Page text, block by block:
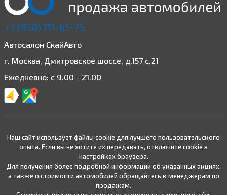
+7 (958) 111-65-75
Автосалон СкайАвто
г. Москва, Дмитровское шоссе, д.157 с.21
Ежедневно: с 9.00 - 21.00
Наш сайт использует файлы cookie для лучшего пользовательского
опыта. Если вы не хотите их передавать, отключите cookie в
настройках браузера.
Для получения более подробной информации об указанных акциях,
а также о стоимости автомобилей обращайтесь к менеджерам по
продажам.